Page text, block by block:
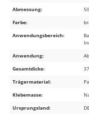
Abmessung:
Farbe:
Anwendungsbereich:
Anwendung:
Gesamtdicke:
Trägermaterial:
Klebemasse:
Ursprungsland:
DE